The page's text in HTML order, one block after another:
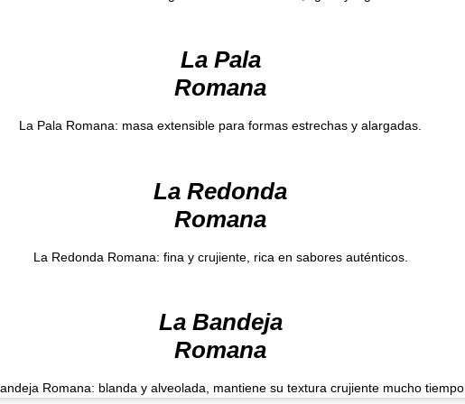
La Pala
Romana
La Pala Romana: masa extensible para formas estrechas y alargadas.
La Redonda
Romana
La Redonda Romana: fina y crujiente, rica en sabores auténticos.
La Bandeja
Romana
Romana: blanda y alveolada, mantiene su textura crujiente mucho tiempo.